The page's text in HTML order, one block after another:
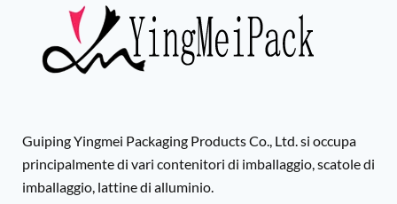
Guiping Yingmei Packaging Products Co., Ltd. si occupa
principalmente di vari contenitori di imballaggio, scatole di
imballaggio, lattine di alluminio.